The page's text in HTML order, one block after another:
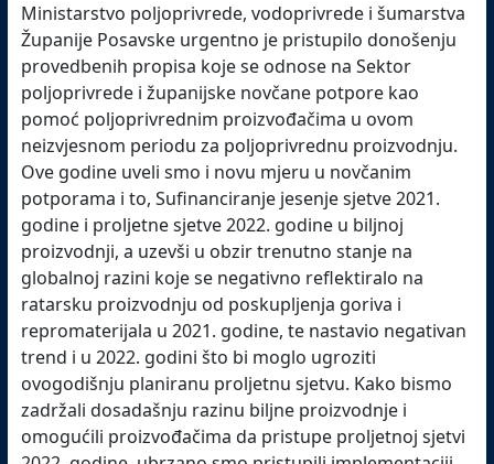
Ministarstvo poljoprivrede, vodoprivrede i šumarstva
Županije Posavske urgentno je pristupilo donošenju
provedbenih propisa koje se odnose na Sektor
poljoprivrede i županijske novčane potpore kao
pomoć poljoprivrednim proizvođačima u ovom
neizvjesnom periodu za poljoprivrednu proizvodnju.
Ove godine uveli smo i novu mjeru u novčanim
potporama i to, Sufinanciranje jesenje sjetve 2021.
godine i proljetne sjetve 2022. godine u biljnoj
proizvodnji, a uzevši u obzir trenutno stanje na
globalnoj razini koje se negativno reflektiralo na
ratarsku proizvodnju od poskupljenja goriva i
repromaterijala u 2021. godine, te nastavio negativan
trend i u 2022. godini što bi moglo ugroziti
ovogodišnju planiranu proljetnu sjetvu. Kako bismo
zadržali dosadašnju razinu biljne proizvodnje i
omogućili proizvođačima da pristupe proljetnoj sjetvi